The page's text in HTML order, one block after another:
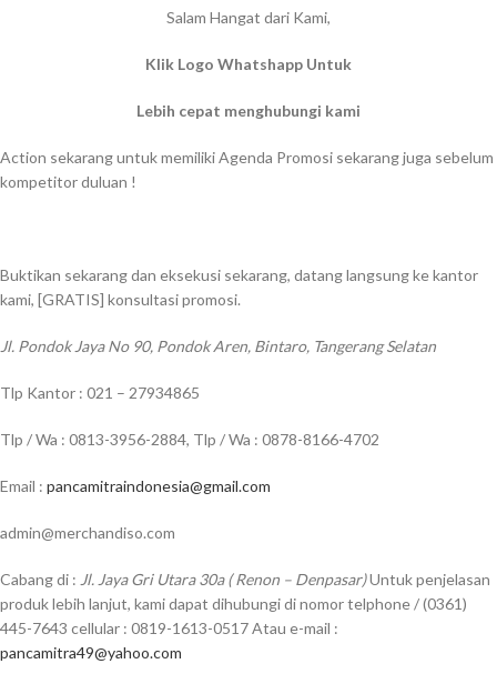
Salam Hangat dari Kami,
Klik Logo Whatshapp Untuk
Lebih cepat menghubungi kami
Action sekarang untuk memiliki Agenda Promosi sekarang juga sebelum
kompetitor duluan !
Buktikan sekarang dan eksekusi sekarang, datang langsung ke kantor
kami, [GRATIS] konsultasi promosi.
Jl. Pondok Jaya No 90, Pondok Aren, Bintaro, Tangerang Selatan
Tlp Kantor : 021 – 27934865
Tlp / Wa : 0813-3956-2884, Tlp / Wa : 0878-8166-4702
Email : pancamitraindonesia@gmail.com
admin@merchandiso.com
Cabang di : Jl. Jaya Gri Utara 30a ( Renon – Denpasar)Untuk penjelasan
produk lebih lanjut, kami dapat dihubungi di nomor telphone / (0361)
445-7643 cellular : 0819-1613-0517 Atau e-mail :
pancamitra49@yahoo.com